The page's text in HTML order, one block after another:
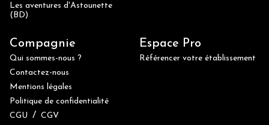
Les aventures d'Astounette
(BD)
Compagnie
Qui sommes-nous ?
Contactez-nous
Mentions légales
Politique de confidentialité
CGU / CGV
Espace Pro
Référencer votre établissement